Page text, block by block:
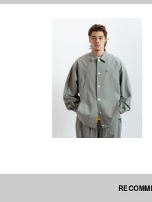
素材の性質上、多少収縮する可能性
下さい。なお自動乾燥機(タンブラ
かける際には必ず当て布をしてくだ
ンを当てないで下さい。
本製品は中国製です。